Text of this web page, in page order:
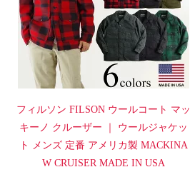
フィルソン FILSON ウールコート マッ
キーノ クルーザー ｜ ウールジャケッ
ト メンズ 定番 アメリカ製 MACKINA
W CRUISER MADE IN USA